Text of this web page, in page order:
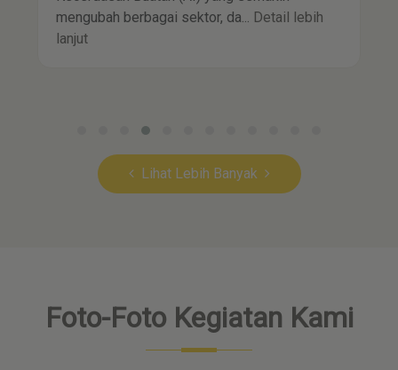
mengubah berbagai sektor, da...
Detail lebih
lanjut
Lihat Lebih Banyak
Foto-Foto Kegiatan Kami